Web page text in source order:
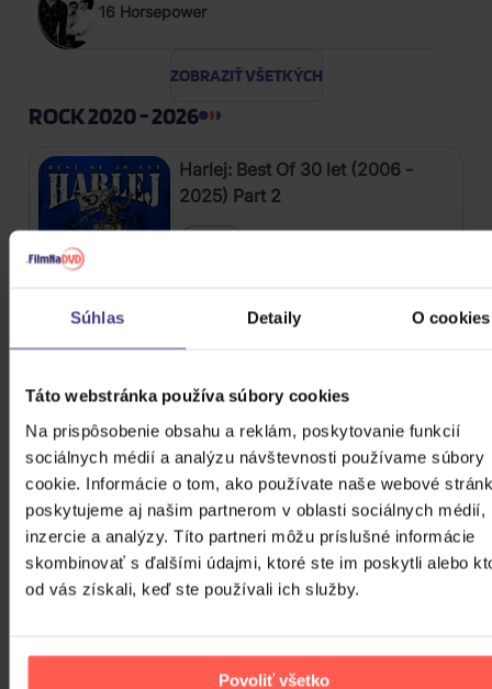
Súhlas Detaily O cookies
Táto webstránka používa súbory cookies
Na prispôsobenie obsahu a reklám, poskytovanie funkcií
sociálnych médií a analýzu návštevnosti používame súbory
cookie. Informácie o tom, ako používate naše webové
poskytujeme aj našim partnerom v oblasti sociálnych médií,
inzercie a analýzy. Títo partneri môžu príslušné informácie
skombinovať s ďalšími údajmi, ktoré ste im poskytli alebo
od vás získali, keď ste používali ich služby.
Povoliť všetko
16 Horsepower
ZOBRAZIŤ VŠETKÝCH
ROCK 2020 - 2026
Harlej: Best Of 30 let (2006 -
2025) Part 2
4CD
18,60 €
Mišík Vladimír: Vteřiny, měsíce a
roky
CD
Linkin Park: From Zero (Coloured